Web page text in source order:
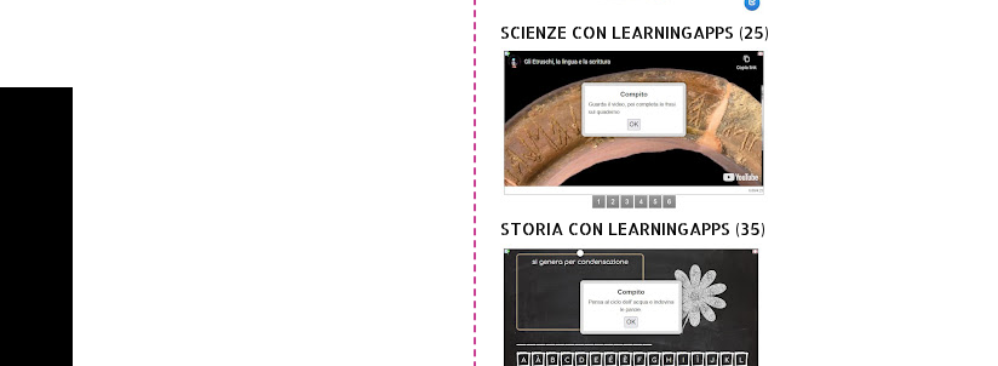
SCIENZE CON LEARNINGAPPS (25)
STORIA CON LEARNINGAPPS (35)